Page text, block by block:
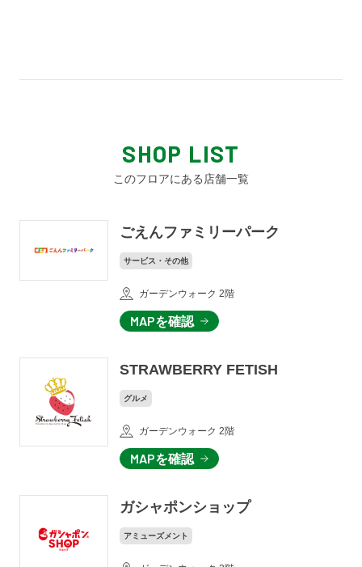
SHOP LIST
このフロアにある店舗一覧
ごえんファミリーパーク
サービス・その他
ガーデンウォーク 2階
MAPを確認
STRAWBERRY FETISH
グルメ
ガーデンウォーク 2階
MAPを確認
ガシャポンショップ
アミューズメント